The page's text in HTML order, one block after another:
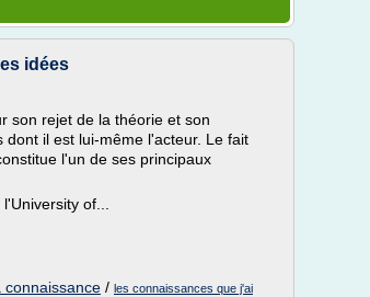
idées
son rejet de la théorie et son
il est lui-même l'acteur. Le fait
l'un de ses principaux
of...
connaissance / les connaissances que j'ai